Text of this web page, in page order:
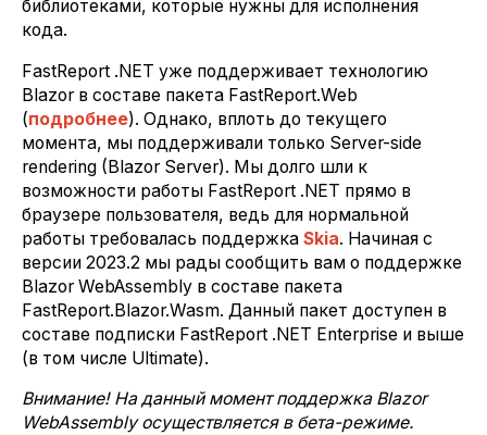
библиотеками, которые нужны для исполнения
кода.
FastReport .NET уже поддерживает технологию
Blazor в составе пакета FastReport.Web
(подробнее). Однако, вплоть до текущего
момента, мы поддерживали только Server-side
rendering (Blazor Server). Мы долго шли к
возможности работы FastReport .NET прямо в
браузере пользователя, ведь для нормальной
работы требовалась поддержка Skia. Начиная с
версии 2023.2 мы рады сообщить вам о поддержке
Blazor WebAssembly в составе пакета
FastReport.Blazor.Wasm. Данный пакет доступен в
составе подписки FastReport .NET Enterprise и выше
(в том числе Ultimate).
Внимание! На данный момент поддержка Blazor
WebAssembly осуществляется в бета-режиме.